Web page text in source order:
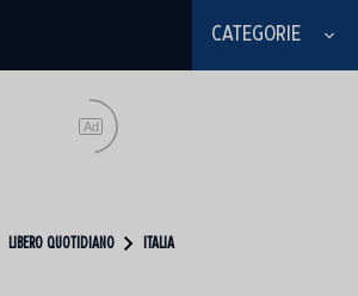
CATEGORIE
Ad
LIBERO QUOTIDIANO ITALIA